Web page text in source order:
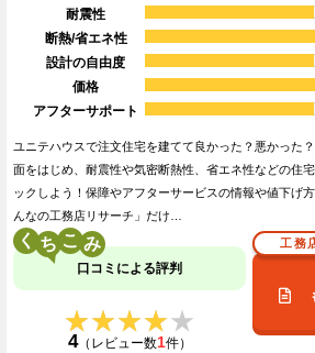
耐震性
断熱/省エネ性
設計の自由度
価格
アフターサポート
ユニテハウスで注文住宅を建てて良かった？悪かった
面をはじめ、耐震性や気密断熱性、省エネ性などの住
ックしよう！保障やアフターサービスの情報や値下げ
んなの工務店リサーチ」だけ…
く こ
口コミによる評判
★★★★★
★★★★★
4（レビュー数1件）
工務